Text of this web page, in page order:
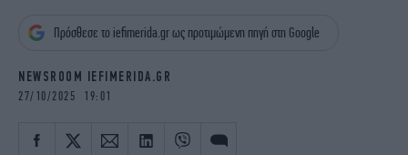
OSCARS
THE OCEAN
Πρόσθεσε το iefimerida.gr ως προτιμώμενη πηγή στη Google
NEWSROOM IEFIMERIDA.GR
27/10/2025 19:01